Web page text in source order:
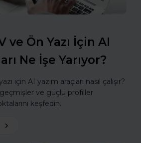
ve Ön Yazı İçin AI
Ne İşe Yarıyor?
için AI yazım araçları nasıl çalışır?
ve güçlü profiller
keşfedin.